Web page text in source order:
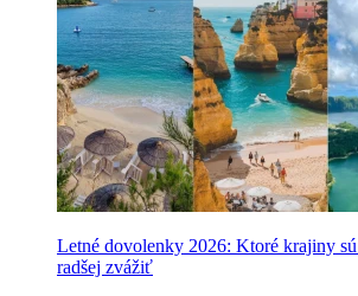
Letné dovolenky 2026: Ktoré krajiny sú
radšej zvážiť